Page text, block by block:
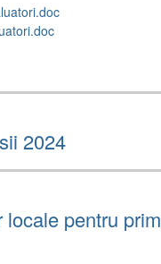
2024
pentru